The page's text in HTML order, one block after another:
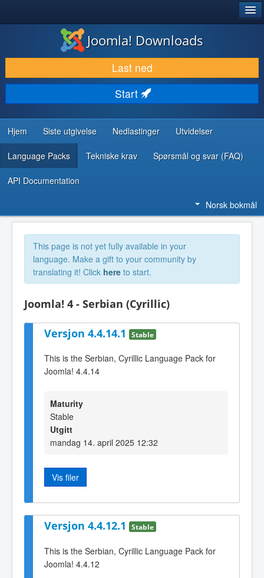
LAST NED & UTVID
OPPDAG & LÆR
SAMFUNN & BRUKERSTØTTE
UTVIKLINGSRESSURSER
Joomla! Downloads
Last ned
Start
Hjem Siste utgivelse Nedlastinger Utvidelser
Language Packs Tekniske krav Spørsmål og svar (FAQ)
API Documentation
Norsk bokmål
This page is not yet fully available in your
language. Make a gift to your community by
translating it! Click here to start.
Joomla! 4 - Serbian (Cyrillic)
Versjon 4.4.14.1 Stable
This is the Serbian, Cyrillic Language Pack for
Joomla! 4.4.14
Maturity
Stable
Utgitt
mandag 14. april 2025 12:32
Vis filer
Versjon 4.4.12.1 Stable
This is the Serbian, Cyrillic Language Pack for
Joomla! 4.4.12